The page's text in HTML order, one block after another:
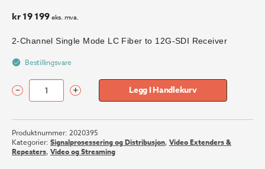
kr19 199 eks. mva.
2-Channel Single Mode LC Fiber to 12G-SDI Receiver
Bestillingsvare
AJA
2R-
12G
fiber
receiver
– + Legg I Handlekurv
Produktnummer: 2020395
Kategorier: Signalprosessering og Distribusjon, Video Extenders &
Repeaters, Video og Streaming